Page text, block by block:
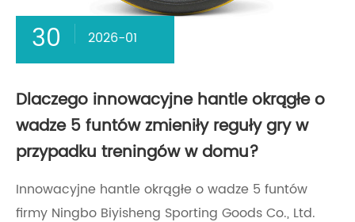
30 2026-01
Dlaczego innowacyjne hantle okrągłe o
wadze 5 funtów zmieniły reguły gry w
przypadku treningów w domu?
Innowacyjne hantle okrągłe o wadze 5 funtów
firmy Ningbo Biyisheng Sporting Goods Co., Ltd.